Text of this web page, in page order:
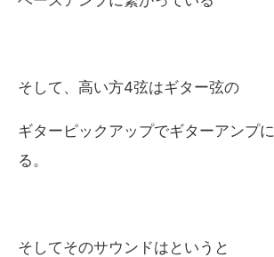
そして、高い方4弦はギター弦の
ギターピックアップでギターアンプ
る。
そしてそのサウンドはというと